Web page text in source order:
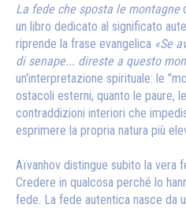
La fede che sposta le montagne
un libro dedicato al significato
riprende la frase evangelica «Se
di senape... direste a questo
un'interpretazione spirituale: le
ostacoli esterni, quanto le paure,
contraddizioni interiori che
esprimere la propria natura più
Aïvanhov distingue subito la vera
Credere in qualcosa perché lo
fede. La fede autentica nasce da